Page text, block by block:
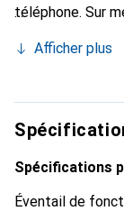
téléphone. Sur
chic et
marque Noreve
exigeante.
Afficher plus
Spécifications
Éventail de